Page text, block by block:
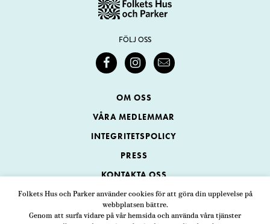
Folkets Hus och Parker använder cookies för att göra din upplevelse på
webbplatsen bättre.
Genom att surfa vidare på vår hemsida och använda våra tjänster
FÖLJ OSS
OM OSS
VÅRA MEDLEMMAR
INTEGRITETSPOLICY
PRESS
KONTAKTA OSS
Folkets Hus och Parker